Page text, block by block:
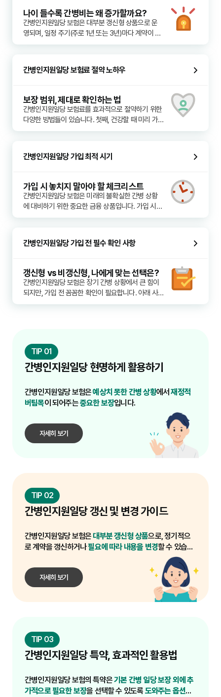
을 고용했을 때 발생하는 비용을 지원하는 형태입니
다. 이는 간병비 청구 시 영수증 등 증빙 서류 제출을
통해 보상받을 수 있습니다. 둘째, 간병인 고용 여부
와 관계없이 진단 또는 입원 일수에 따라 정액으로 지
있습니다. 일반적으로 상해 또는 질병으로 인한 입원
건강검진 등은 보장에서 제외될 수 있으며, 면책 기간
이나 감액 기간이 적용될 수 있으므로 계약 내용을 면
밀히 확인하는 것이 중요합니다. 보장 기간과 지급 한
도 또한 중요한 확인 사항입니다. 보통 특정 기간 동
지급 한도가 설정되어 있을 수 있습니다. 가입 시 다
나이 들수록 간병비는 왜 증가할까요?
간병인지원일당 보험은 대부분 갱신형 상품으로 운
영되며, 일정 주기(주로 1년 또는 3년)마다 계약이 갱
신될 때 보험료가 변동될 수 있습니다. 갱신 시 보험
인 보험 관리에 필수적입니다. 첫째, 연령 증가에 따
른 인상입니다. 나이가 많아질수록 간병의 필요성이
를 반영하여 갱신 시 보험료를 인상합니다. 둘째, 보
험사의 손해율 변동입니다. 간병 관련 보험금 지급이
늘어나 보험사의 손해율이 높아지면, 전체 가입자의
보험료 인상이 발생할 수 있습니다. 셋째, 의료 기술
가하게 되어 보험료 인상으로 이어집니다. 넷째, 상품
구조나 보장 범위가 변경될 수 있으며, 이는 기존 가
입자의 보험료 조정에 영향을 줄 수 있습니다. 다섯
째, 본인의 건강 상태 변화 또는 보험금 청구 이력입
니다. 일부 상품의 경우, 갱신 시 개인의 건강 상태나
차등 적용할 수 있습니다. 갱신 시점에는 이러한 요인
를 유지하는 방안을 모색해야 합니다.
간병인지원일당 보험료 절약 노하우
보장 범위, 제대로 확인하는 법
간병인지원일당 보험료를 효과적으로 절약하기 위한
다양한 방법들이 있습니다. 첫째, 건강할 때 미리 가
입하는 것입니다. 간병인지원일당 보험은 가입 시점
젊고 건강할 때 가입하면 비교적 저렴한 보험료로 시
작할 수 있으며, 나이가 들면서 보험료가 인상되는 폭
불필요한 특약은 제외하는 것입니다. 다양한 특약 중
본인의 상황과 위험도에 맞춰 꼭 필요한 보장만 선택
함으로써 보험료 부담을 줄일 수 있습니다. 셋째, 보
를 줄이는 방법을 고려할 수 있습니다. 넷째, 보험 비
조건을 제공하는 상품을 찾아 가입하는 것이 중요합
니다. 다섯째, 건강 증진 할인 특약이나 무사고 할인
특약을 활용하는 것입니다. 일부 보험사에서는 건강
관리 노력이나 특정 기간 동안 보험금 청구가 없는 경
여 보험료 절약에 도움이 될 수 있습니다. 이러한 방
법들을 통해 간병인지원일당 보험료 부담을 줄이고,
보다 효율적인 노후 대비를 할 수 있습니다.
간병인지원일당 가입 최적 시기
가입 시 놓치지 말아야 할 체크리스트
간병인지원일당 보험은 미래의 불확실한 간병 상황
에 대비하기 위한 중요한 금융 상품입니다. 가입 시기
를 언제로 정하느냐에 따라 보장 내용과 보험료에 큰
다. 가장 이상적인 가입 시기는 바로 '건강할 때, 그리
고 젊을 때'입니다. 나이가 어리고 특별한 질병 이력이
게 책정됩니다. 나이가 들거나 건강상의 문제가 발생
하면 가입이 거절되거나 특정 질병에 대한 보장이 제
한될 수 있으며, 보험료도 크게 인상될 가능성이 높습
니다. 따라서 사회생활을 시작하는 20대 후반에서
니다. 자녀가 태어났을 때도 중요한 가입 시점입니다.
아이가 어릴수록 질병 발생률이 낮고 보험료가 저렴
하여, 혹시 모를 질병이나 사고로 인한 간병비 부담에
금 바로 가입을 고려하는 것이 가장 좋은 선택입니다.
미래의 자신과 가족을 위해 미리 간병인지원일당을
할 수 있습니다.
간병인지원일당 가입 전 필수 확인 사항
갱신형 vs 비갱신형, 나에게 맞는 선택은?
간병인지원일당 보험은 장기 간병 상황에서 큰 힘이
되지만, 가입 전 꼼꼼한 확인이 필요합니다. 아래 사
항들을 참고하여 현명한 선택을 하시길 바랍니다. 첫
간병 중 어떤 유형을 보장하는지 확인하세요. 또한,
일당 지급 금액, 총 보장 기간, 총 지급 한도 등도 중요
하게 살펴봐야 합니다. 둘째, 면책 기간과 감액 기간
정 기간(예: 90일 또는 1~2년) 동안은 보험금을 지급
하지 않거나 50%만 지급하는 면책/감액 기간이 존재
합니다. 이 기간을 명확히 이해하고 가입해야 합니다.
간병의 경우, CDR 척도 등 특정 진단 기준을 충족해
야 보험금이 지급되므로, 이 기준을 명확히 알아두는
것이 중요합니다. 넷째, 갱신 주기와 보험료 인상 가
태 고지 의무를 충실히 이행해야 합니다. 과거 병력이
나 현재 건강 상태를 사실대로 알려야 하며, 허위 고
지 시 추후 보험금 지급이 거절될 수 있습니다. 여섯
기 환급금이 없는 순수보장형인지, 아니면 환급형인
지에 따라 보험료 수준이 달라집니다. 마지막으로, 여
러 보험사의 상품을 비교하여 자신에게 가장 유리한
사이트를 활용하면 다양한 상품을 한눈에 비교할 수
TIP 01
간병인지원일당 현명하게 활용하기
간병인지원일당 보험은예상치 못한 간병 상황에서재정적
버팀목이 되어주는중요한 보장입니다.
자세히 보기
TIP 02
간병인지원일당 갱신 및 변경 가이드
간병인지원일당 보험은대부분 갱신형 상품으로, 정기적으
로 계약을 갱신하거나필요에 따라 내용을 변경할 수 있습니
자세히 보기
TIP 03
간병인지원일당 특약, 효과적인 활용법
간병인지원일당 보험의 특약은기본 간병 일당 보장 외에 추
가적으로 필요한 보장을 선택할 수 있도록 도와주는 옵션입